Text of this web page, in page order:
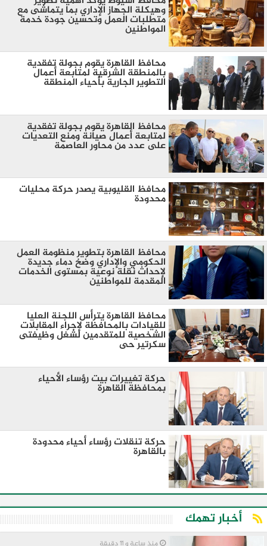
وهيكلة الجهاز الإداري بما يتماشى مع
متطلبات العمل وتحسين جودة خدمة
المواطنين
محافظ القاهرة يقوم بجولة تفقدية
بالمنطقة الشرقية لمتابعة أعمال
التطوير الجارية بأحياء المنطقة
محافظ القاهرة يقوم بجولة تفقدية
لمتابعة أعمال صيانة ومنع التعديات
على عدد من محاور العاصمة
محافظ القليوبية يصدر حركة محليات
محدودة
محافظ القاهرة بتطوير منظومة العمل
الحكومي والإداري وضخ دماء جديدة
لإحداث نقلة نوعية بمستوى الخدمات
المقدمة للمواطنين
محافظ القاهرة يترأس اللجنة العليا
للقيادات بالمحافظة لإجراء المقابلات
الشخصية للمتقدمين لشغل وظيفتى
سكرتير حى
حركة تغييرات بيت رؤساء الأحياء
بمحافظة القاهرة
حركة تنقلات رؤساء أحياء محدودة
بالقاهرة
أخبار تهمك